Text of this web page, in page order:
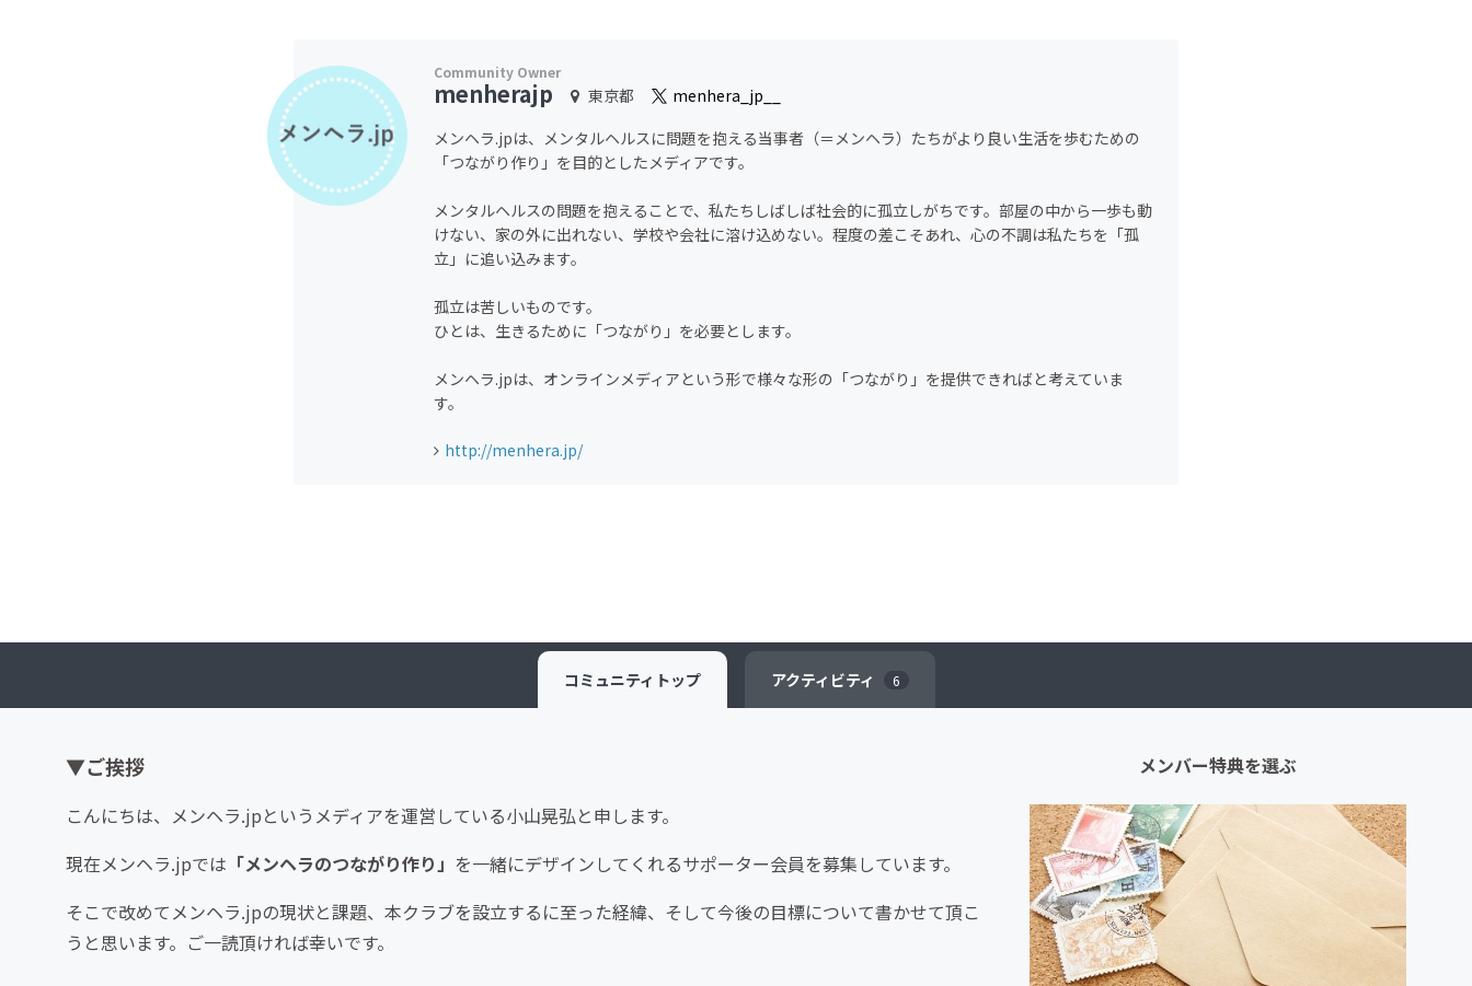
menherajp 東京都
menhera_jp__
メンヘラ.jpは、メンタルヘルスに問題を抱える当事者（＝メンヘラ）たちがより良い生活を歩むための
「つながり作り」を目的としたメディアです。
メンタルヘルスの問題を抱えることで、私たちしばしば社会的に孤立しがちです。部屋の中から一歩も動
けない、家の外に出れない、学校や会社に溶け込めない。程度の差こそあれ、心の不調は私たちを「孤
立」に追い込みます。
孤立は苦しいものです。
ひとは、生きるために「つながり」を必要とします。
メンヘラ.jpは、オンラインメディアという形で様々な形の「つながり」を提供できればと考えていま
す。
http://menhera.jp/
コミュニティ トップ アクティビティ 6
▼ご挨拶
こんにちは、メンヘラ.jpというメディアを運営している小山晃弘と申します。
現在メンヘラ.jpでは 「メンヘラのつながり作り」 を一緒にデザインしてくれるサポーター会員を募集しています。
そこで改めてメンヘラ.jpの現状と課題、本クラブを設立するに至った経緯、そして今後の目標について書かせて頂こ
うと思います。ご一読頂ければ幸いです。
メンバー特典を選ぶ